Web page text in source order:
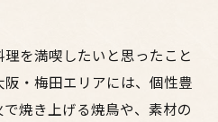
を満喫したいと思ったこと
・梅田エリアには、個性豊
焼き上げる焼鳥や、素材の